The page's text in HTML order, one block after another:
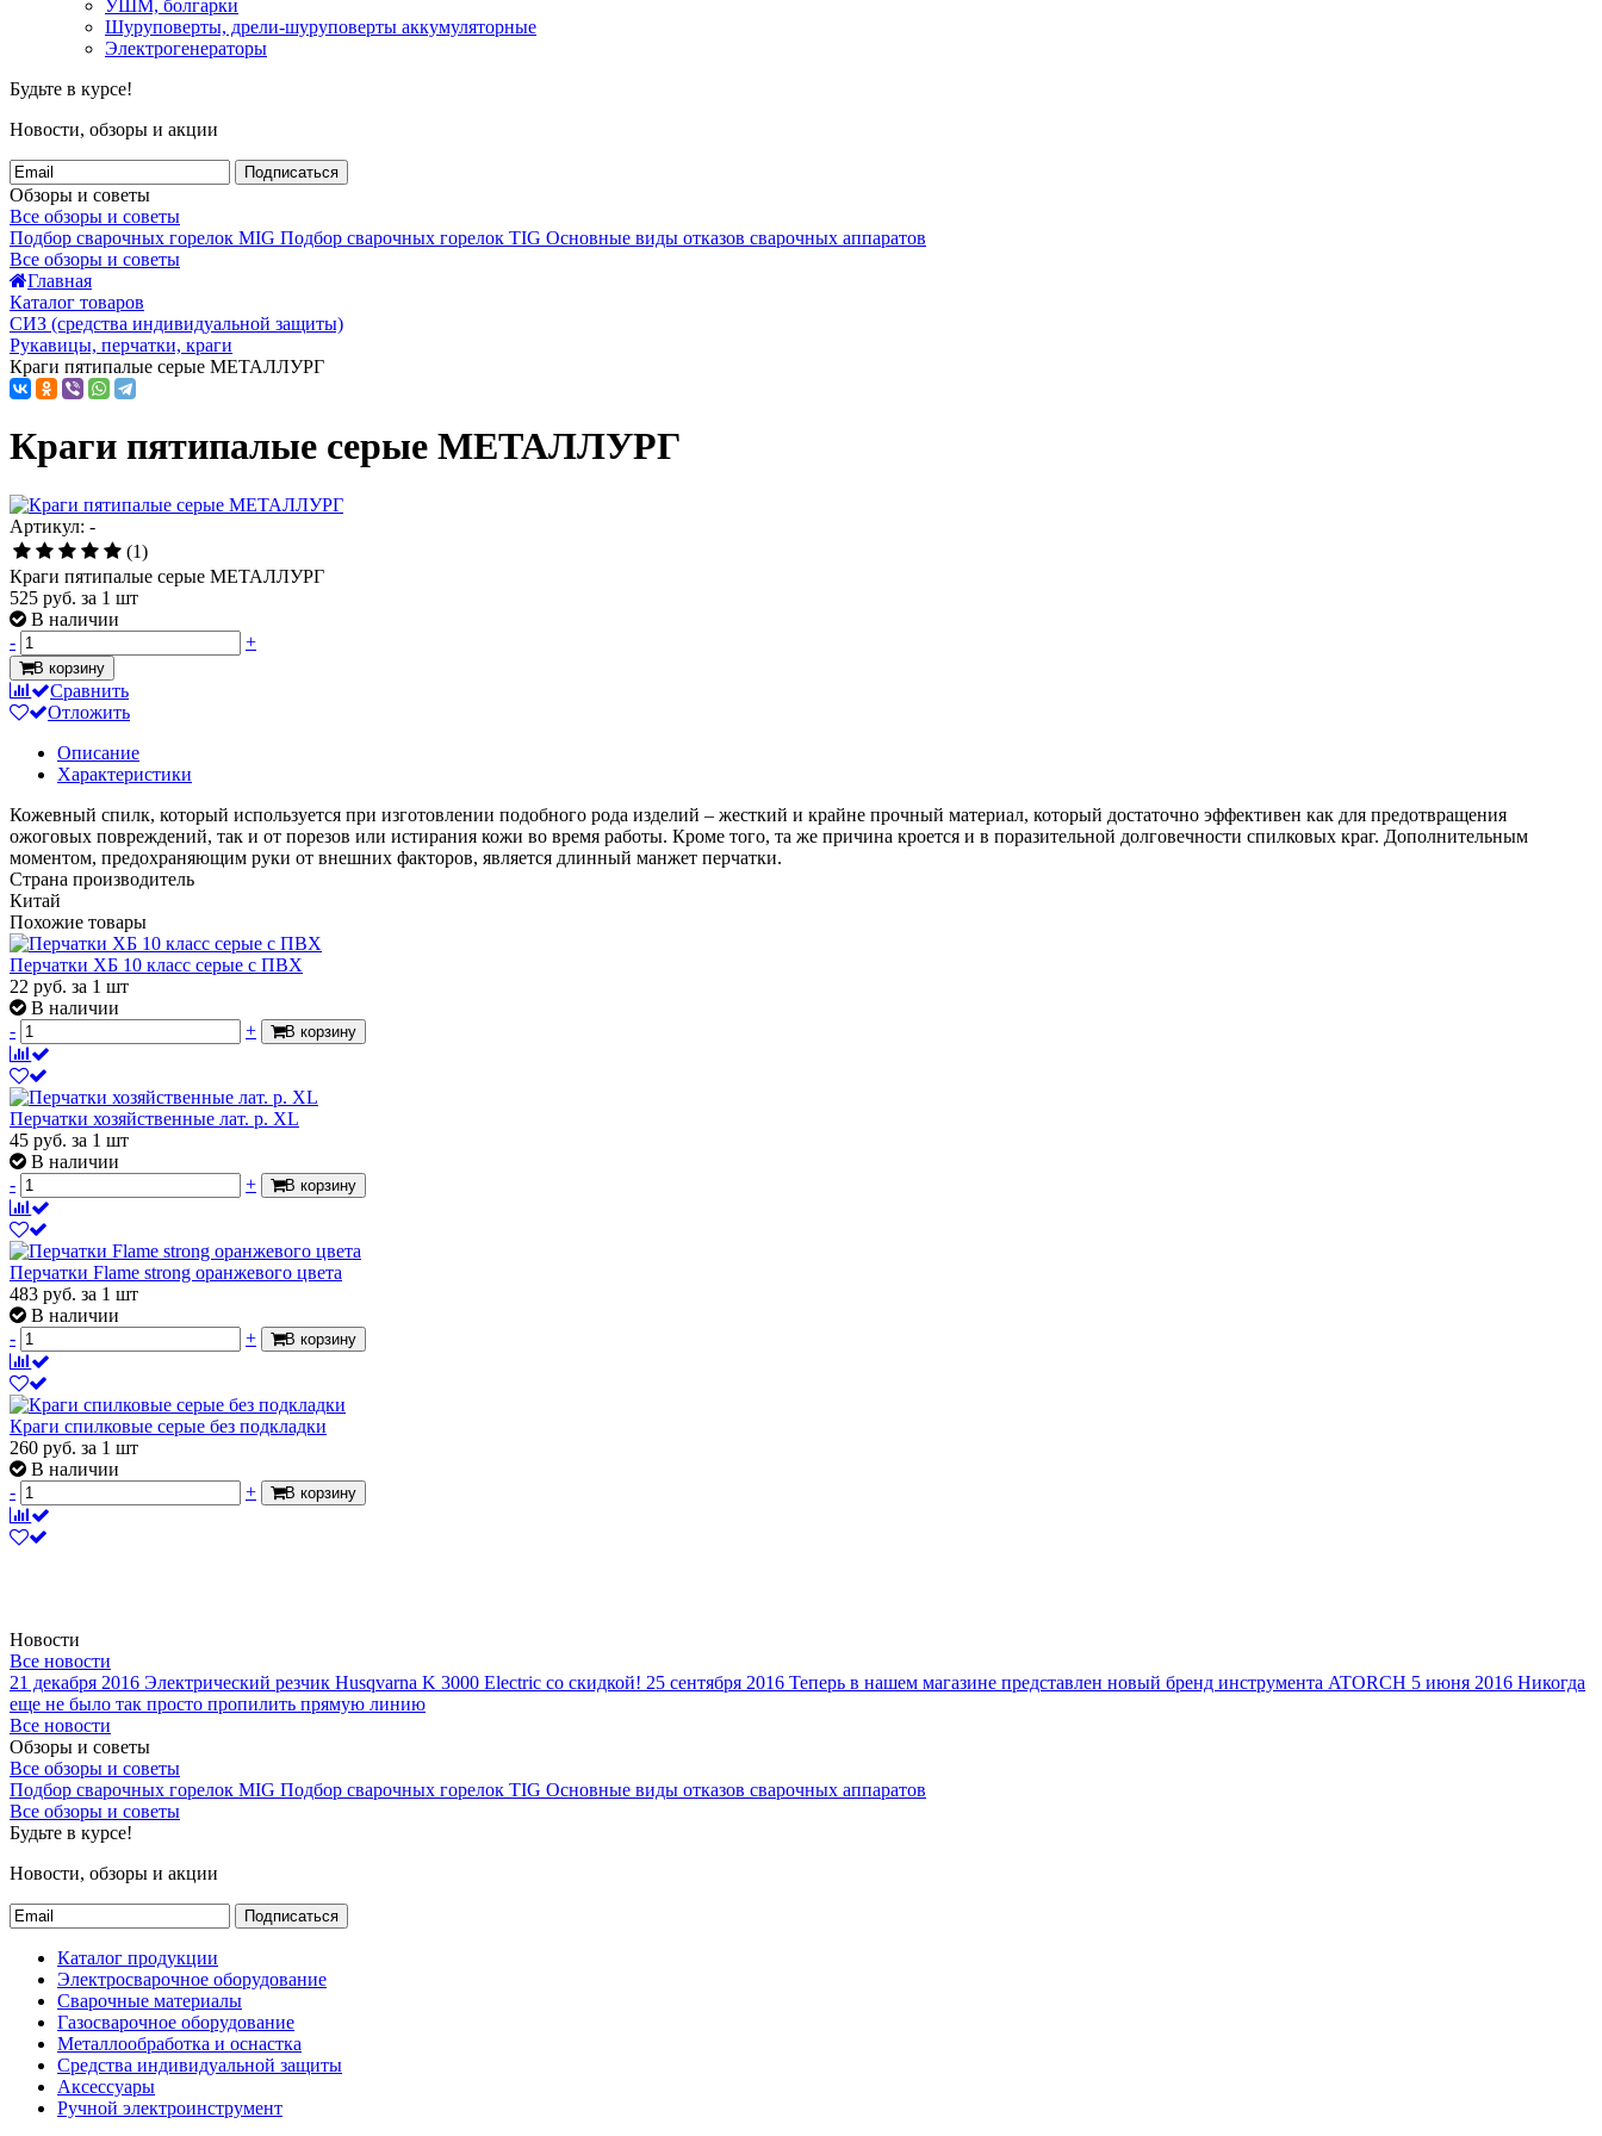
УШМ, болгарки
Шуруповерты, дрели-шуруповерты аккумуляторные
Электрогенераторы
Будьте в курсе!
Новости, обзоры и акции
Подписаться
Обзоры и советы
Все обзоры и советы
Подбор сварочных горелок MIG Подбор сварочных горелок TIG Основные виды отказов сварочных аппаратов
Все обзоры и советы
Главная
Каталог товаров
СИЗ (средства индивидуальной защиты)
Рукавицы, перчатки, краги
Краги пятипалые серые МЕТАЛЛУРГ
Краги пятипалые серые МЕТАЛЛУРГ
Артикул: -
(1)
Краги пятипалые серые МЕТАЛЛУРГ
525 руб. за 1 шт
В наличии
-
+
В корзину
Сравнить
Отложить
Описание
Характеристики
Кожевный спилк, который используется при изготовлении подобного рода изделий – жесткий и крайне прочный материал, который достаточно эффективен как для предотвращения
ожоговых повреждений, так и от порезов или истирания кожи во время работы. Кроме того, та же причина кроется и в поразительной долговечности спилковых краг. Дополнительным
моментом, предохраняющим руки от внешних факторов, является длинный манжет перчатки.
Страна производитель
Китай
Похожие товары
Перчатки ХБ 10 класс серые с ПВХ
22 руб. за 1 шт
В наличии
-
+ В корзину
Перчатки хозяйственные лат. р. XL
45 руб. за 1 шт
В наличии
-
+ В корзину
Перчатки Flame strong оранжевого цвета
483 руб. за 1 шт
В наличии
-
+ В корзину
Краги спилковые серые без подкладки
260 руб. за 1 шт
В наличии
-
+ В корзину
Новости
Все новости
21 декабря 2016 Электрический резчик Husqvarna K 3000 Electric со скидкой! 25 сентября 2016 Теперь в нашем магазине представлен новый бренд инструмента ATORCH 5 июня 2016 Никогда
еще не было так просто пропилить прямую линию
Все новости
Обзоры и советы
Все обзоры и советы
Подбор сварочных горелок MIG Подбор сварочных горелок TIG Основные виды отказов сварочных аппаратов
Все обзоры и советы
Будьте в курсе!
Новости, обзоры и акции
Подписаться
Каталог продукции
Электросварочное оборудование
Сварочные материалы
Газосварочное оборудование
Металлообработка и оснастка
Средства индивидуальной защиты
Аксессуары
Ручной электроинструмент